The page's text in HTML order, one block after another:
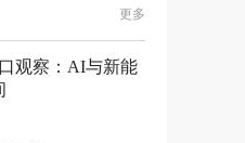
更多
观察：AI与新能